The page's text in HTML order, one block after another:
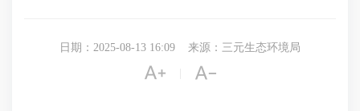
日期：2025-08-13 16:09 来源：三元生态环境局
 